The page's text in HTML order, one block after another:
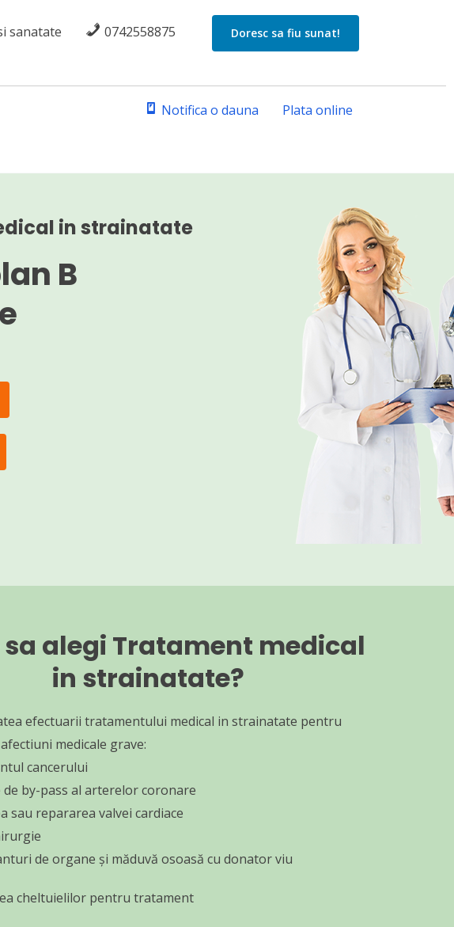
sanatate 0742558875 Doresc sa fiu sunat!
Notifica o dauna Plata online
in strainatate
B
sa alegi Tratament medical
in strainatate?
efectuarii tratamentului medical in strainatate pentru
medicale grave:
cancerului
de by-pass al arterelor coronare
sau repararea valvei cardiace
de organe și măduvă osoasă cu donator viu
cheltuielilor pentru tratament